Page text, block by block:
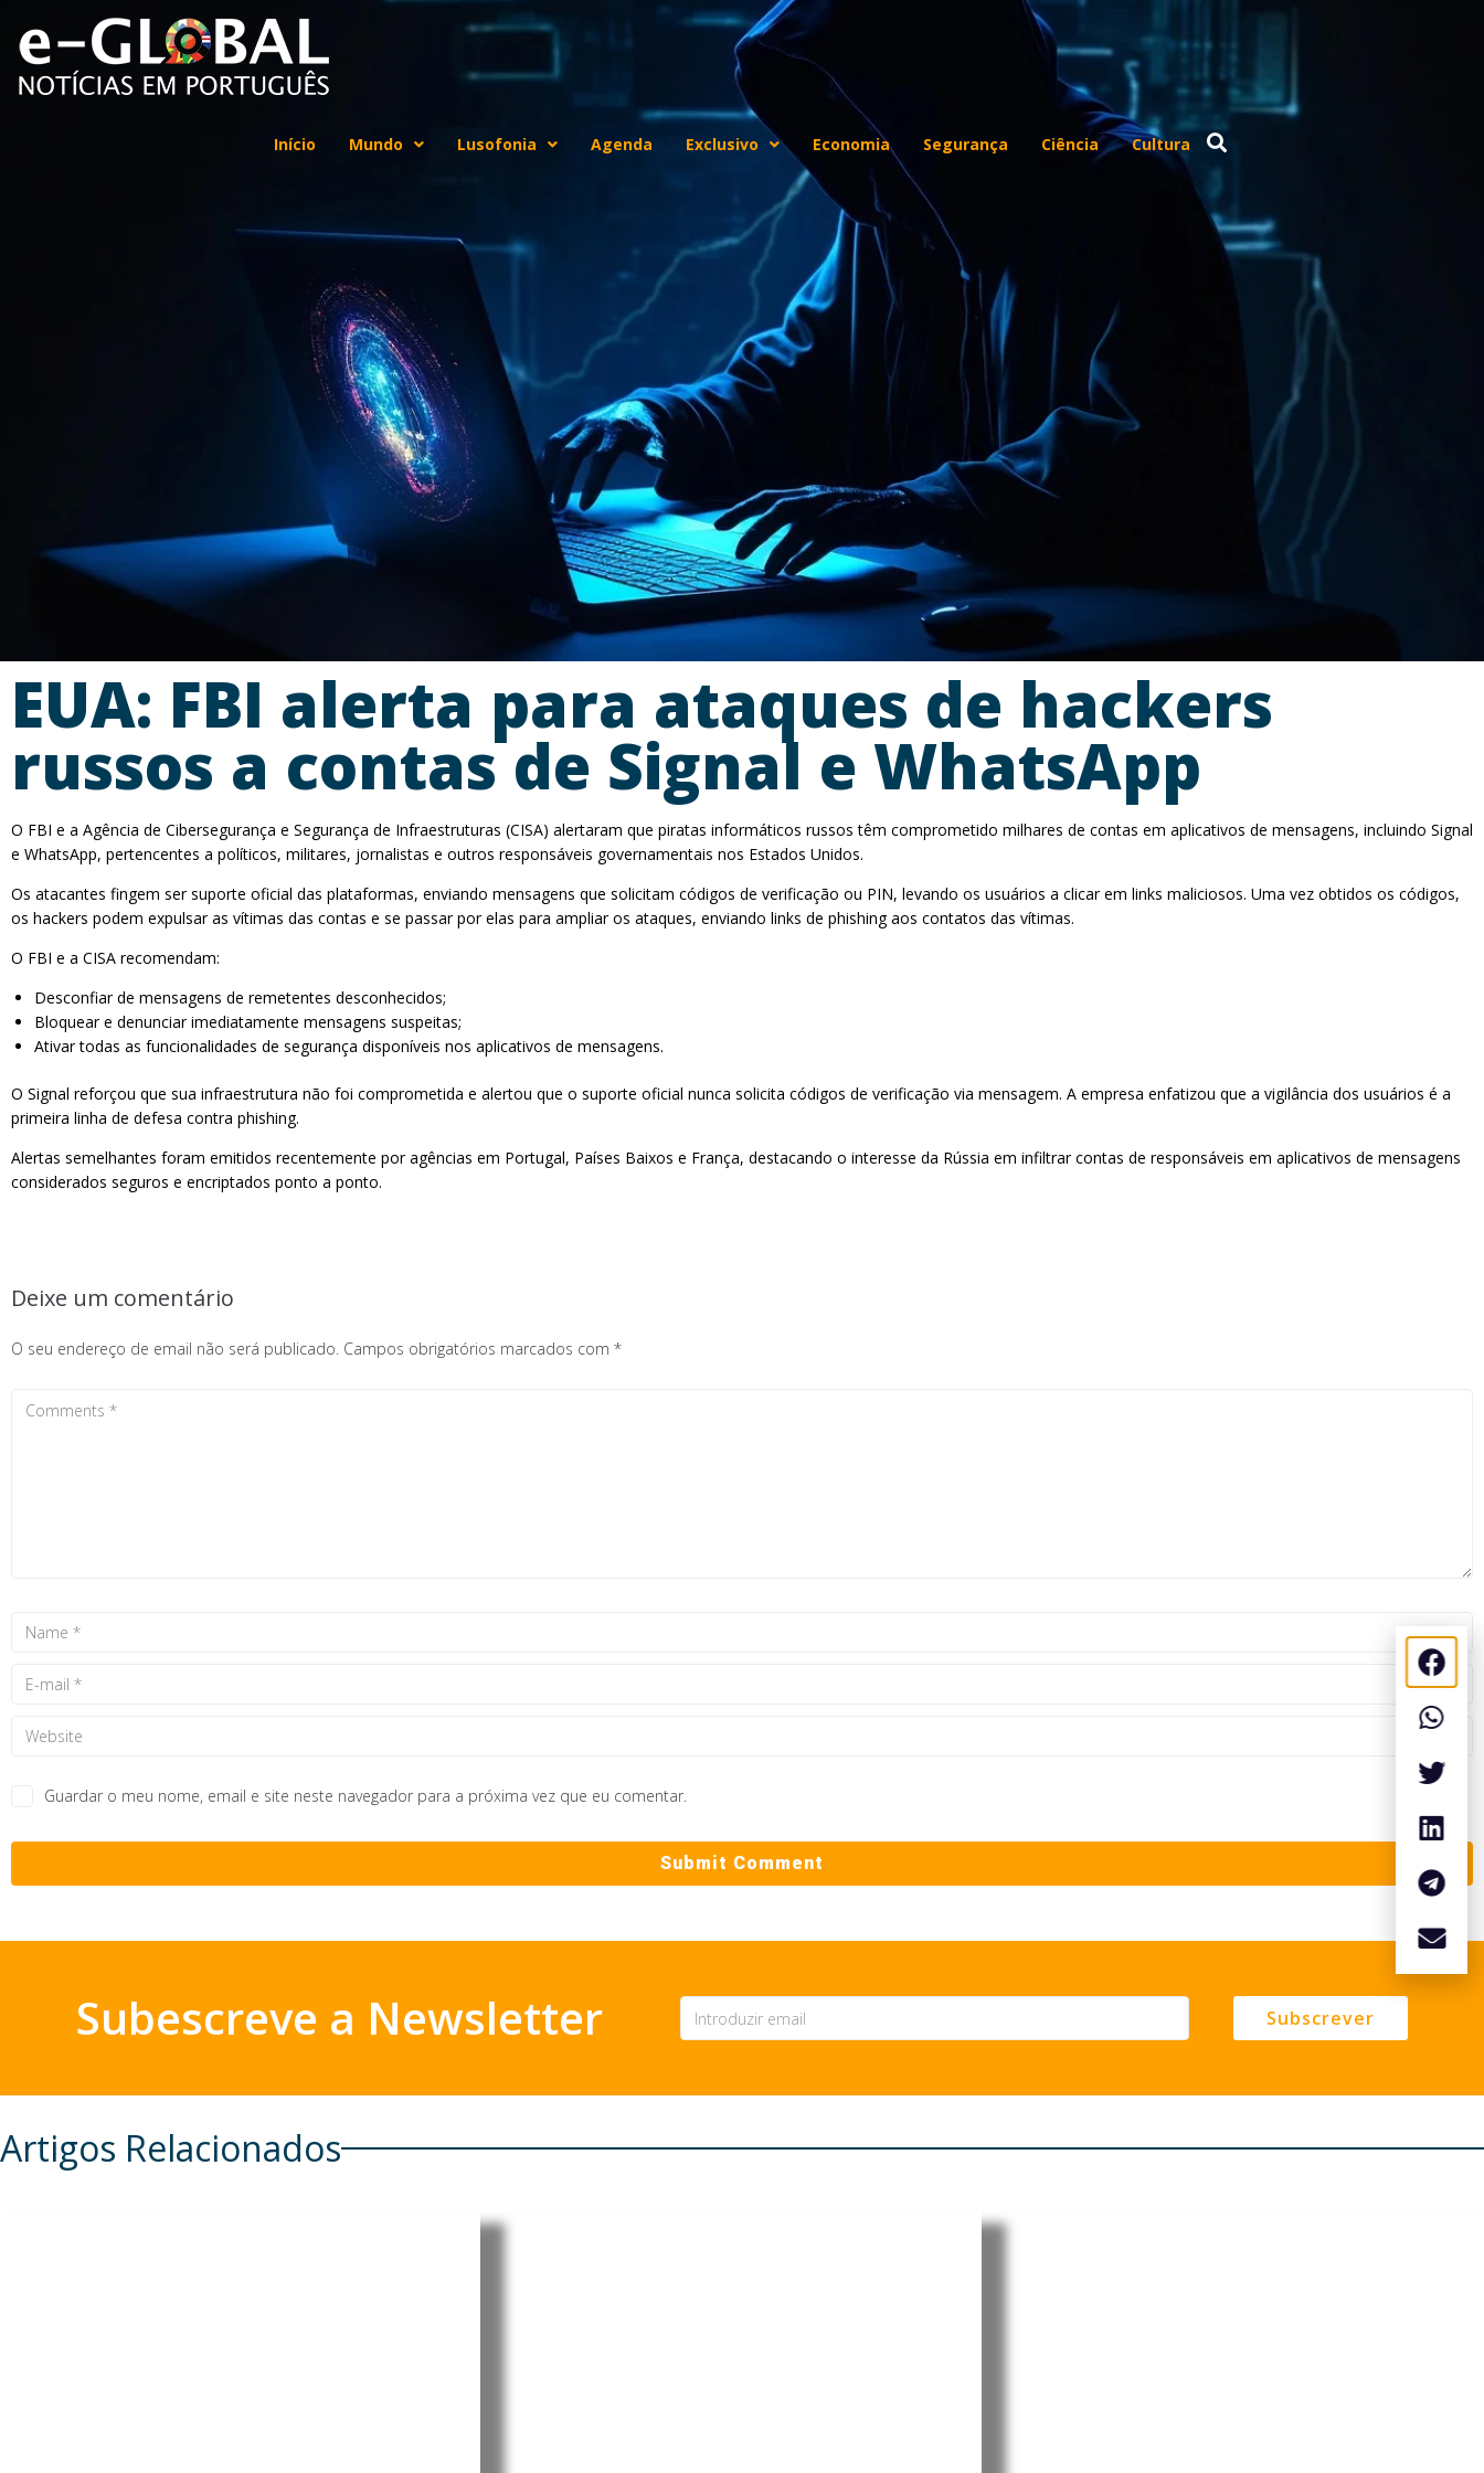
Início Mundo Lusofonia Agenda Exclusivo Economia Segurança Ciência Cultura
EUA: FBI alerta para ataques de hackers
russos a contas de Signal e WhatsApp
O FBI e a Agência de Cibersegurança e Segurança de Infraestruturas (CISA) alertaram que piratas informáticos russos têm comprometido milhares de contas em aplicativos de mensagens, incluindo Signal
e WhatsApp, pertencentes a políticos, militares, jornalistas e outros responsáveis governamentais nos Estados Unidos.
Os atacantes fingem ser suporte oficial das plataformas, enviando mensagens que solicitam códigos de verificação ou PIN, levando os usuários a clicar em links maliciosos. Uma vez obtidos os códigos,
os hackers podem expulsar as vítimas das contas e se passar por elas para ampliar os ataques, enviando links de phishing aos contatos das vítimas.
O FBI e a CISA recomendam:
Desconfiar de mensagens de remetentes desconhecidos;
Bloquear e denunciar imediatamente mensagens suspeitas;
Ativar todas as funcionalidades de segurança disponíveis nos aplicativos de mensagens.
O Signal reforçou que sua infraestrutura não foi comprometida e alertou que o suporte oficial nunca solicita códigos de verificação via mensagem. A empresa enfatizou que a vigilância dos usuários é a
primeira linha de defesa contra phishing.
Alertas semelhantes foram emitidos recentemente por agências em Portugal, Países Baixos e França, destacando o interesse da Rússia em infiltrar contas de responsáveis em aplicativos de mensagens
considerados seguros e encriptados ponto a ponto.
Deixe um comentário
O seu endereço de email não será publicado. Campos obrigatórios marcados com *
Guardar o meu nome, email e site neste navegador para a próxima vez que eu comentar.
Subescreve a Newsletter Subscrever
Artigos Relacionados